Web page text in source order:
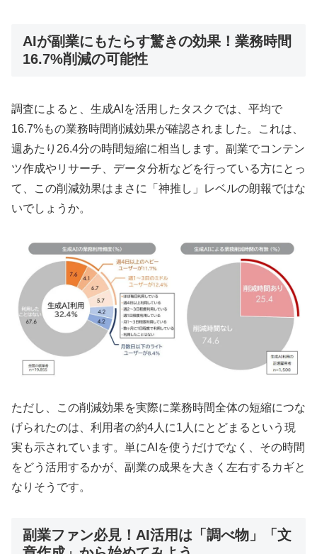
AIが副業にもたらす驚きの効果！業務時間
16.7%削減の可能性
調査によると、生成AIを活用したタスクでは、平均で
16.7%もの業務時間削減効果が確認されました。これは、
週あたり26.4分の時間短縮に相当します。副業でコンテン
ツ作成やリサーチ、データ分析などを行っている方にとっ
て、この削減効果はまさに「神推し」レベルの朗報ではな
いでしょうか。
ただし、この削減効果を実際に業務時間全体の短縮につな
げられたのは、利用者の約4人に1人にとどまるという現
実も示されています。単にAIを使うだけでなく、その時間
をどう活用するかが、副業の成果を大きく左右するカギと
なりそうです。
副業ファン必見！AI活用は「調べ物」「文